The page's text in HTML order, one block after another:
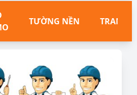
TƯỜNG NỀN TRANH